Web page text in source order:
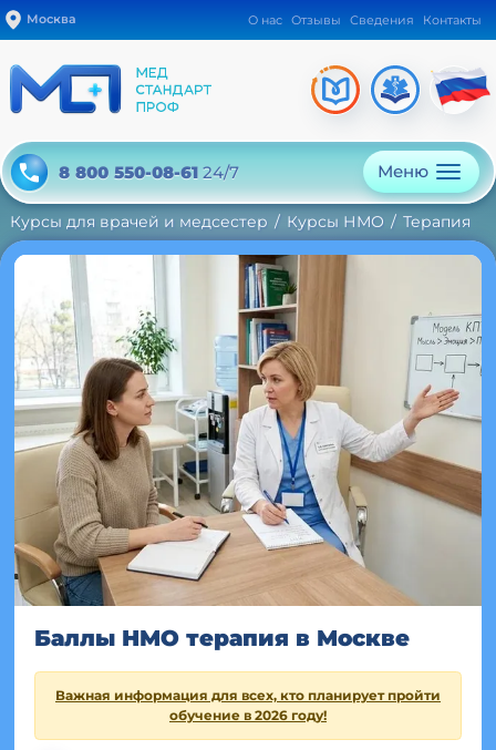
Москва О нас Отзывы Сведения Контакты
8 800 550-08-61 24/7 Меню
Курсы для врачей и медсестер Курсы НМО Терапия
Баллы НМО терапия в Москве
Важная информация для всех, кто планирует пройти
обучение в 2026 году!